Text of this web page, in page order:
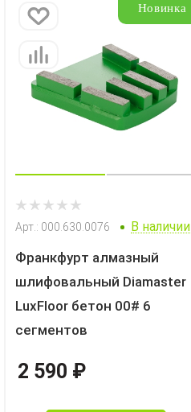
Новинка
Арт.: 000.630.0076 В наличии
Франкфурт алмазный
шлифовальный Diamaster
LuxFloor бетон 00# 6
сегментов
2 590 ₽